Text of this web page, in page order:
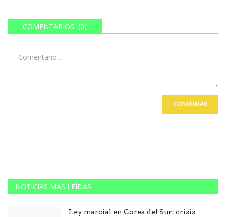
COMENTARIOS (0)
CONFIRMAR
NOTICIAS MAS LEÍDAS
Ley marcial en Corea del Sur: crisis